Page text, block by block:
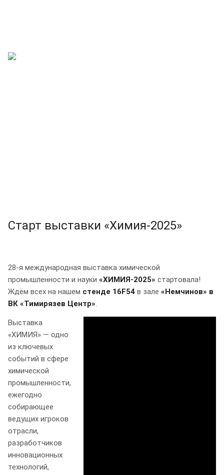
Старт выставки «Химия-2025»
28-я международная выставка химической
промышленности и науки «ХИМИЯ-2025» стартовала!
Ждём всех на нашем стенде 16F54 в зале «Немчинов» в
ВК «Тимирязев Центр».
Выставка
«ХИМИЯ» — одно
из ключевых
событий в сфере
химической
промышленности,
ежегодно
собирающее
ведущих игроков
отрасли,
разработчиков
инновационных
технологий,